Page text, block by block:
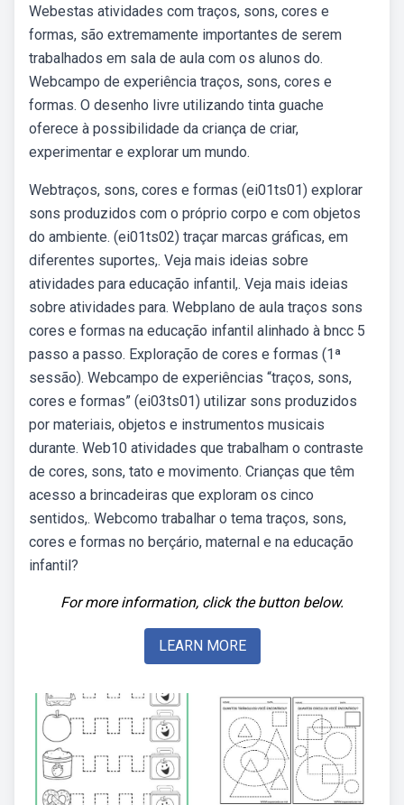
Webestas atividades com traços, sons, cores e
formas, são extremamente importantes de serem
trabalhados em sala de aula com os alunos do.
Webcampo de experiência traços, sons, cores e
formas. O desenho livre utilizando tinta guache
oferece à possibilidade da criança de criar,
experimentar e explorar um mundo.
Webtraços, sons, cores e formas (ei01ts01) explorar
sons produzidos com o próprio corpo e com objetos
do ambiente. (ei01ts02) traçar marcas gráficas, em
diferentes suportes,. Veja mais ideias sobre
atividades para educação infantil,. Veja mais ideias
sobre atividades para. Webplano de aula traços sons
cores e formas na educação infantil alinhado à bncc 5
passo a passo. Exploração de cores e formas (1ª
sessão). Webcampo de experiências “traços, sons,
cores e formas” (ei03ts01) utilizar sons produzidos
por materiais, objetos e instrumentos musicais
durante. Web10 atividades que trabalham o contraste
de cores, sons, tato e movimento. Crianças que têm
acesso a brincadeiras que exploram os cinco
sentidos,. Webcomo trabalhar o tema traços, sons,
cores e formas no berçário, maternal e na educação
infantil?
For more information, click the button below.
LEARN MORE